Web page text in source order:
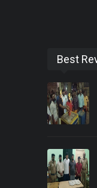
Best